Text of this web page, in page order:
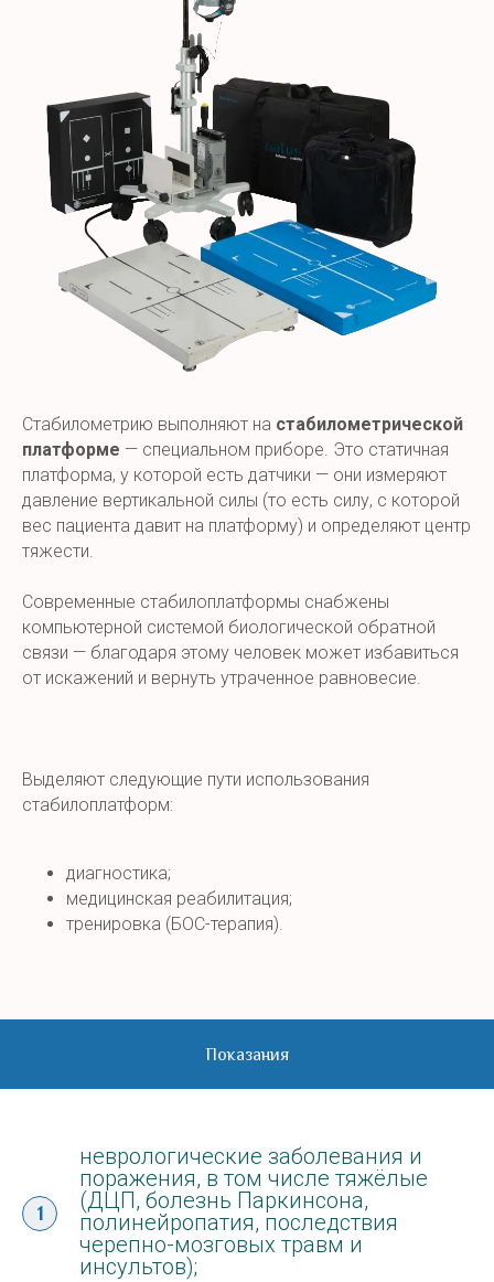
Стабилометрию выполняют на стабилометрической
платформе — специальном приборе. Это статичная
платформа, у которой есть датчики — они измеряют
давление вертикальной силы (то есть силу, с которой
вес пациента давит на платформу) и определяют центр
тяжести.
Современные стабилоплатформы снабжены
компьютерной системой биологической обратной
связи — благодаря этому человек может избавиться
от искажений и вернуть утраченное равновесие.
Выделяют следующие пути использования
стабилоплатформ:
диагностика;
медицинская реабилитация;
тренировка (БОС-терапия).
Показания
неврологические заболевания и
поражения, в том числе тяжёлые
(ДЦП, болезнь Паркинсона,
полинейропатия, последствия
черепно-мозговых травм и
инсультов);